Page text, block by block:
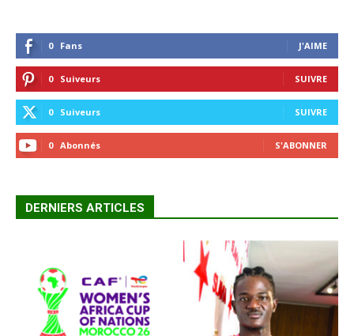
0 Fans J'AIME
0 Suiveurs SUIVRE
0 Suiveurs SUIVRE
0 Abonnés S'ABONNER
DERNIERS ARTICLES